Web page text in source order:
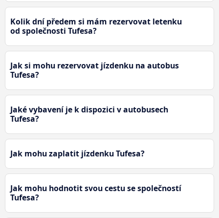
Kolik dní předem si mám rezervovat letenku
od společnosti Tufesa?
Jak si mohu rezervovat jízdenku na autobus
Tufesa?
Jaké vybavení je k dispozici v autobusech
Tufesa?
Jak mohu zaplatit jízdenku Tufesa?
Jak mohu hodnotit svou cestu se společností
Tufesa?